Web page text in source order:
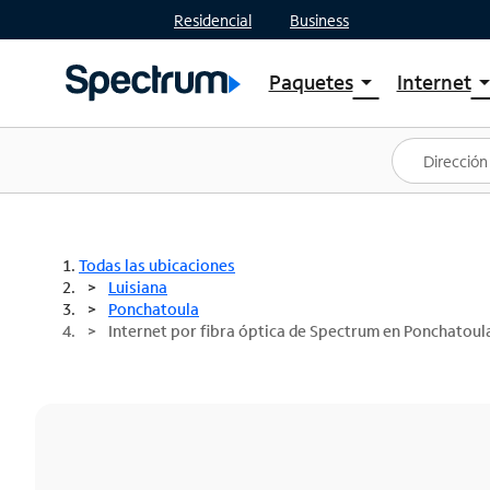
Residencial Business
Paquetesarrow_drop_down
Ver paquetes
Spectrum One
Mejores ofertas
Internetarrow_drop_down
Planes
Todas las ubicaciones
Luisiana
Ponchatoula
Internet por fibra óptica de Spectrum en